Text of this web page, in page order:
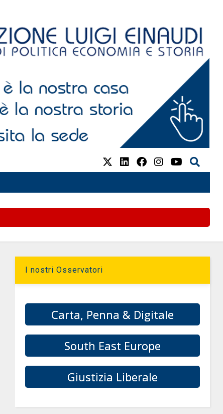
I nostri Osservatori
Carta, Penna & Digitale
South East Europe
Giustizia Liberale